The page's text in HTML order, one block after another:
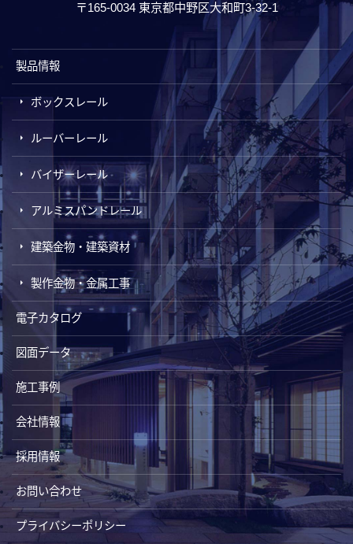
〒165-0034 東京都中野区大和町3-32-1
製品情報
ボックスレール
ルーバーレール
バイザーレール
アルミスパンドレール
建築金物・建築資材
製作金物・金属工事
電子カタログ
図面データ
施工事例
会社情報
採用情報
お問い合わせ
プライバシーポリシー